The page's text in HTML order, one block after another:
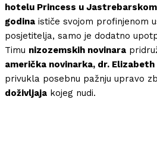
hotelu Princess u Jastrebarskom
godina ističe svojom profinjenom
posjetitelja, samo je dodatno
Timu nizozemskih novinara
američka novinarka, dr.
privukla posebnu pažnju upravo
doživljaja kojeg nudi.